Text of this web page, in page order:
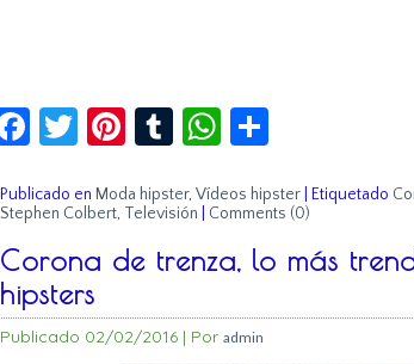
Facebook
Twitter
Pinterest
TumblrWhatsApp
Compartir
Publicado en Moda hipster, Vídeos hipster| Etiquetado
Stephen Colbert, Televisión Comments (0)
Corona de trenza, lo más
hipsters
Publicado 02/02/2016| Por admin